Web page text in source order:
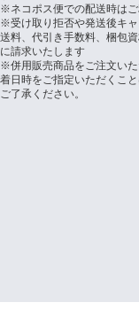
※ネコポス便での配送時はご
※受け取り拒否や発送後キ
送料、代引き手数料、梱包
に請求いたします
※併用販売商品をご注文いた
着日時をご指定いただくこ
ご了承ください。